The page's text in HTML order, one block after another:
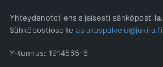
Yhteydenotot ensisijaisesti sähköpostilla.
Sähköpostiosoite asiakaspalvelu@jukira.fi
Y-tunnus: 1914565-6